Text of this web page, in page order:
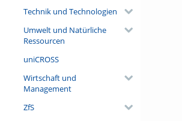
Technik und Technologien
Umwelt und Natürliche
Ressourcen
uniCROSS
Wirtschaft und
Management
ZfS